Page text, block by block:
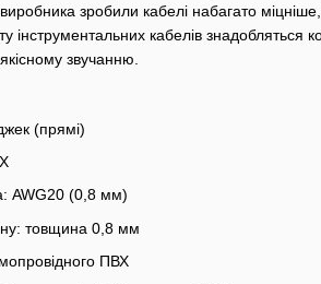
зробили кабелі набагато міцніше,
інструментальних кабелів знадобляться
звучанню.
(прямі)
AWG20 (0,8 мм)
товщина 0,8 мм
ПВХ